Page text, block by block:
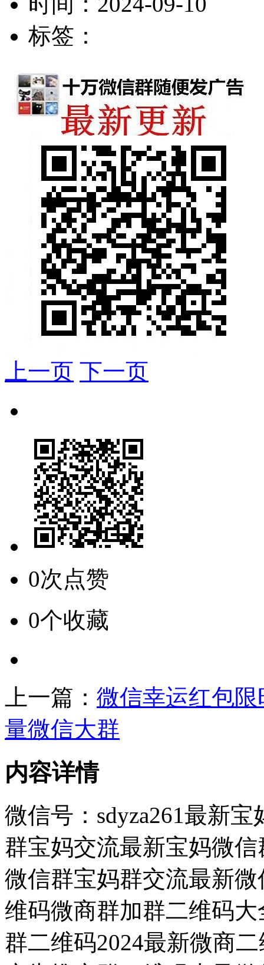
标签：
上一页 下一页
0次点赞
0个收藏
上一篇： 微信幸运红包限
量微信大群
内容详情
微信号：sdyza261最新
群宝妈交流最新宝妈微
微信群宝妈群交流最新
维码微商群加群二维码
群二维码2024最新微商